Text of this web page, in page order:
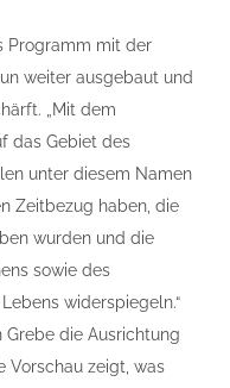
Programm mit der
weiter ausgebaut und
„Mit dem
das Gebiet des
unter diesem Namen
Zeitbezug haben, die
wurden und die
sowie des
widerspiegeln.“
die Ausrichtung
Vorschau zeigt, was